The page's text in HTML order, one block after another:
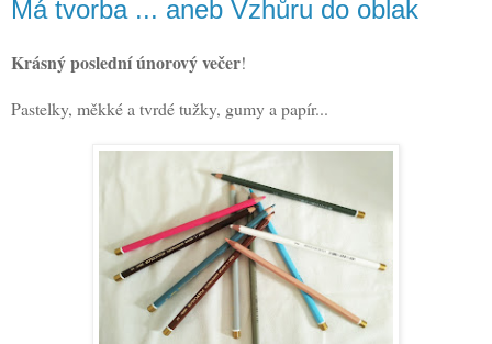
Má tvorba ... aneb Vzhůru do oblak
Krásný poslední únorový večer!
Pastelky, měkké a tvrdé tužky, gumy a papír...